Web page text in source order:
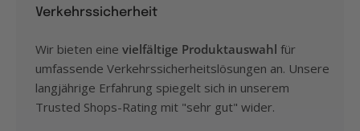
Verkehrssicherheit
Wir bieten eine vielfältige Produktauswahl für
umfassende Verkehrssicherheitslösungen an. Unsere
langjährige Erfahrung spiegelt sich in unserem
Trusted Shops-Rating mit "sehr gut" wider.